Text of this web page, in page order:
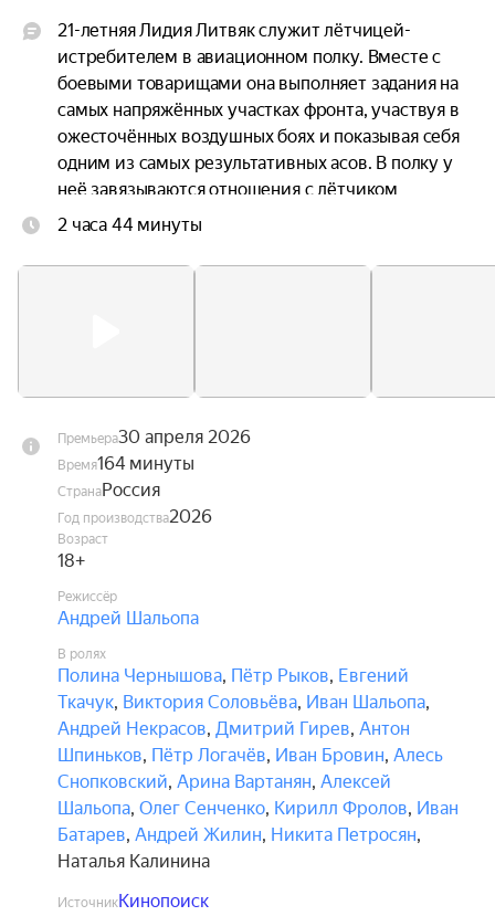
21-летняя Лидия Литвяк служит лётчицей-
истребителем в авиационном полку. Вместе с
боевыми товарищами она выполняет задания на
самых напряжённых участках фронта, участвуя в
ожесточённых воздушных боях и показывая себя
одним из самых результативных асов. В полку у
неё завязываются отношения с лётчиком
Алексеем Соломатиным. Её боевые победы,
твёрдый характер, который навсегда вписывает
2 часа 44 минуты
Премьера30 апреля 2026
Время164 минуты
СтранаРоссия
Год производства2026
Возраст
18+
Режиссёр
Андрей Шальопа
В ролях
Полина Чернышова, Пётр Рыков, Евгений
Ткачук, Виктория Соловьёва, Иван Шальопа,
Андрей Некрасов, Дмитрий Гирев, Антон
Шпиньков, Пётр Логачёв, Иван Бровин, Алесь
Снопковский, Арина Вартанян, Алексей
Шальопа, Олег Сенченко, Кирилл Фролов, Иван
Батарев, Андрей Жилин, Никита Петросян,
Наталья Калинина
ИсточникКинопоиск